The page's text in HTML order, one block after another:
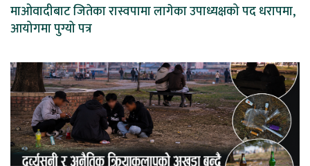
माओवादीबाट जितेका रास्वपामा लागेका उपाध्यक्षको पद धरापमा,
आयोगमा पुग्यो पत्र